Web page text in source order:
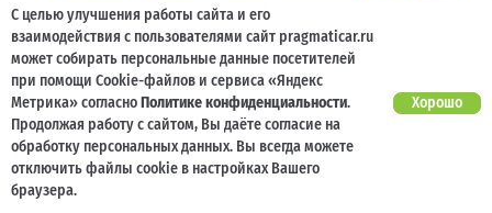
Ваш кешбек
1 218 000 ₽
904 400₽
Бензин Механическая
С целью улучшения работы сайта и его
взаимодействия с пользователями сайт pragmaticar.ru
может собирать персональные данные посетителей
при помощи Cookie-файлов и сервиса «Яндекс
Метрика» согласноПолитике конфиденциальности.
Продолжая работу с сайтом, Вы даёте согласие на
обработку персональных данных. Вы всегда можете
отключить файлы cookie в настройках Вашего
браузера.
Хорошо